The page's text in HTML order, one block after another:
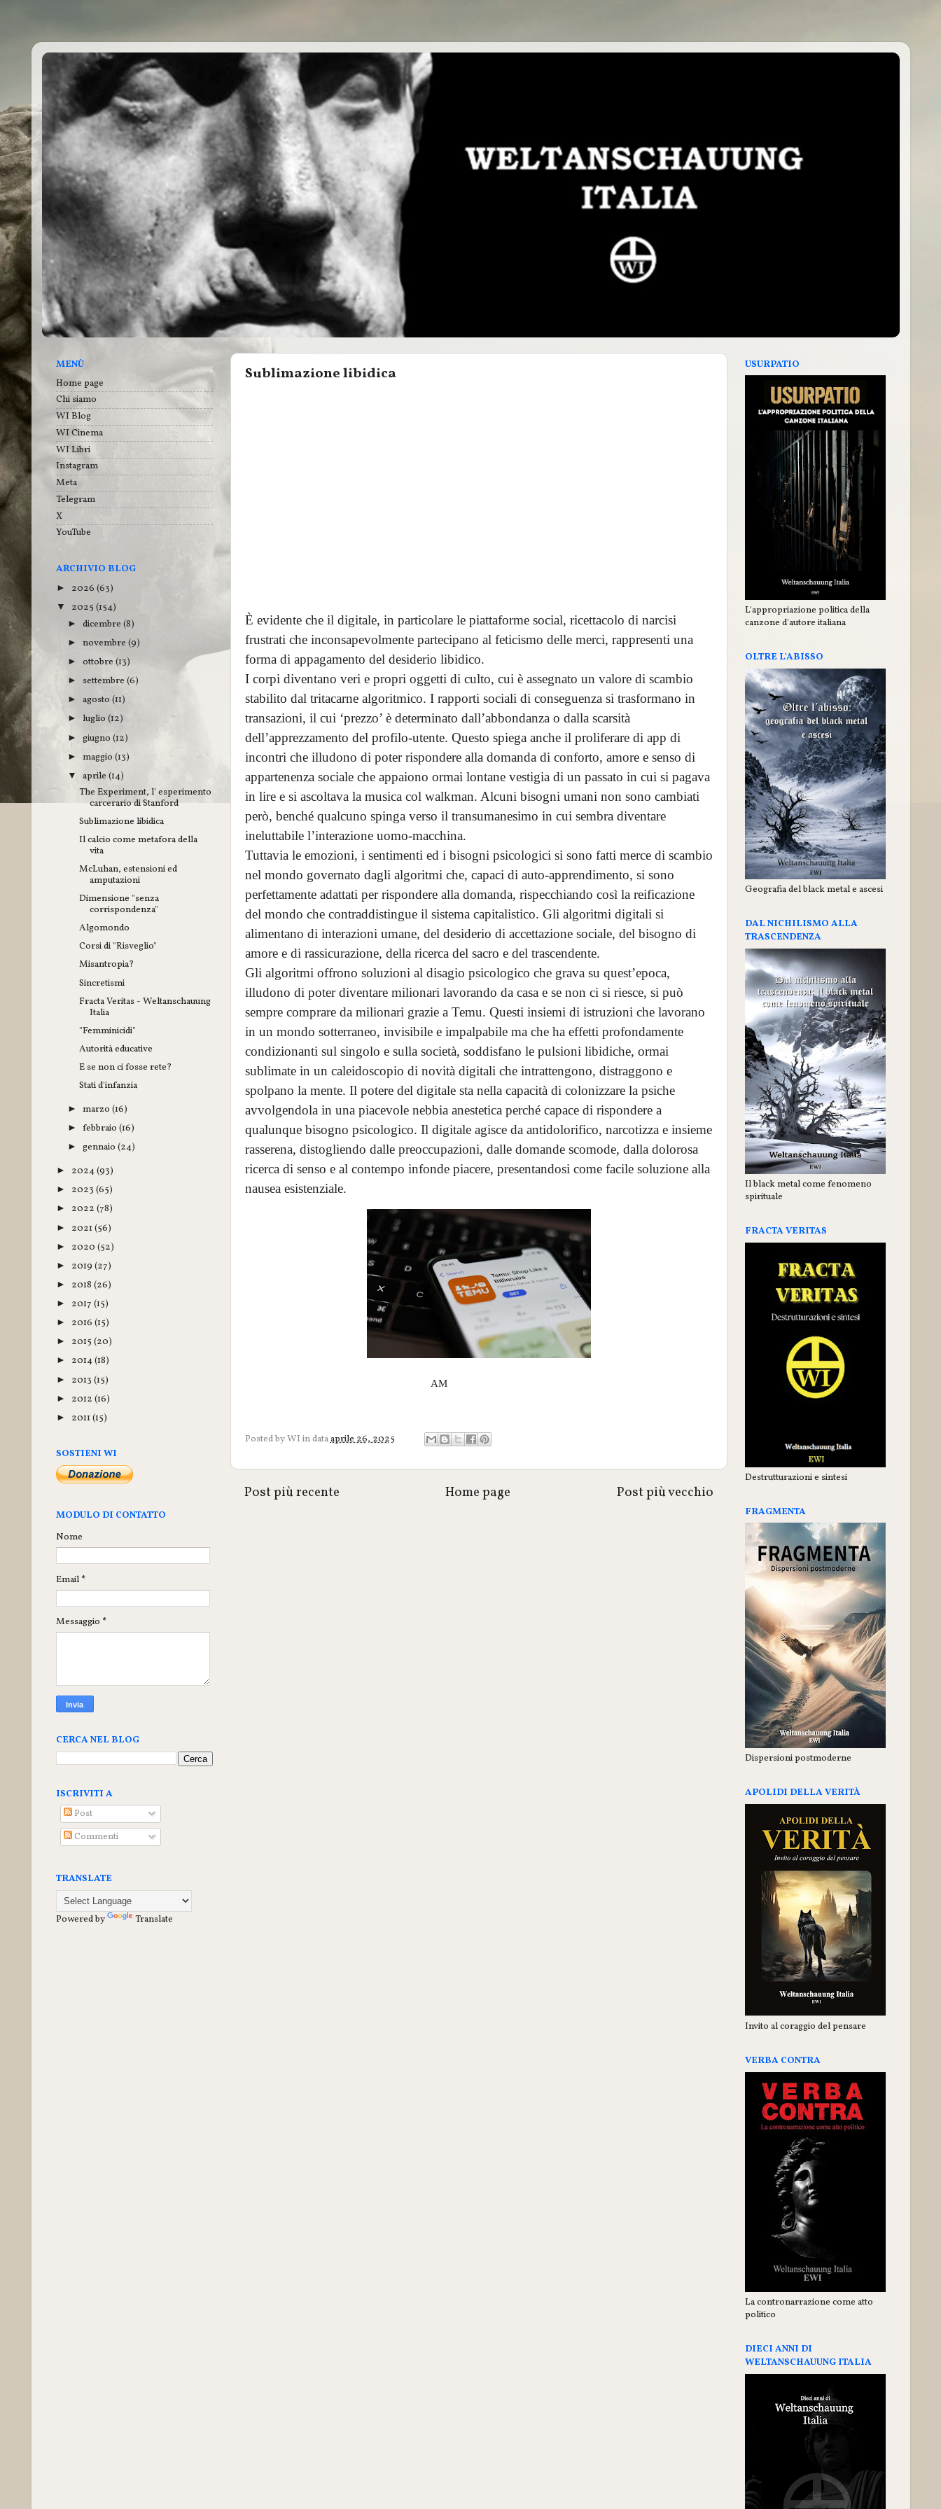
Sublimazione libidica
È evidente che il digitale, in particolare le piattaforme social, ricettacolo di narcisi
frustrati che inconsapevolmente partecipano al feticismo delle merci, rappresenti una
forma di appagamento del desiderio libidico.
I corpi diventano veri e propri oggetti di culto, cui è assegnato un valore di scambio
stabilito dal tritacarne algoritmico. I rapporti sociali di conseguenza si trasformano in
transazioni, il cui ‘prezzo’ è determinato dall’abbondanza o dalla scarsità
dell’apprezzamento del profilo-utente. Questo spiega anche il proliferare di app di
incontri che illudono di poter rispondere alla domanda di conforto, amore e senso di
appartenenza sociale che appaiono ormai lontane vestigia di un passato in cui si pagava
in lire e si ascoltava la musica col walkman. Alcuni bisogni umani non sono cambiati
però, benché qualcuno spinga verso il transumanesimo in cui sembra diventare
ineluttabile l’interazione uomo-macchina.
Tuttavia le emozioni, i sentimenti ed i bisogni psicologici si sono fatti merce di scambio
nel mondo governato dagli algoritmi che, capaci di auto-apprendimento, si sono
perfettamente adattati per rispondere alla domanda, rispecchiando così la reificazione
del mondo che contraddistingue il sistema capitalistico. Gli algoritmi digitali si
alimentano di interazioni umane, del desiderio di accettazione sociale, del bisogno di
amore e di rassicurazione, della ricerca del sacro e del trascendente.
Gli algoritmi offrono soluzioni al disagio psicologico che grava su quest’epoca,
illudono di poter diventare milionari lavorando da casa e se non ci si riesce, si può
sempre comprare da milionari grazie a Temu. Questi insiemi di istruzioni che lavorano
in un mondo sotterraneo, invisibile e impalpabile ma che ha effetti profondamente
condizionanti sul singolo e sulla società, soddisfano le pulsioni libidiche, ormai
sublimate in un caleidoscopio di novità digitali che intrattengono, distraggono e
spolpano la mente. Il potere del digitale sta nella capacità di colonizzare la psiche
avvolgendola in una piacevole nebbia anestetica perché capace di rispondere a
qualunque bisogno psicologico. Il digitale agisce da antidolorifico, narcotizza e insieme
rasserena, distogliendo dalle preoccupazioni, dalle domande scomode, dalla dolorosa
ricerca di senso e al contempo infonde piacere, presentandosi come facile soluzione alla
nausea esistenziale.
AM
Posted byWI in dataaprile 26, 2025
Post più recente Post più vecchio
Home page
MENÙ
Home page
Chi siamo
WI Blog
WI Cinema
WI Libri
Instagram
Meta
Telegram
X
YouTube
ARCHIVIO BLOG
► 2026 (63)
▼ 2025 (154)
► dicembre (8)
► novembre (9)
► ottobre (13)
► settembre (6)
► agosto (11)
► luglio (12)
► giugno (12)
► maggio (13)
▼ aprile (14)
The Experiment, l' esperimento
carcerario di Stanford
Sublimazione libidica
Il calcio come metafora della
vita
McLuhan, estensioni ed
amputazioni
Dimensione "senza
corrispondenza"
Algomondo
Corsi di "Risveglio"
Misantropia?
Sincretismi
Fracta Veritas - Weltanschauung
Italia
"Femminicidi"
Autorità educative
E se non ci fosse rete?
Stati d'infanzia
► marzo (16)
► febbraio (16)
► gennaio (24)
► 2024(93)
► 2023 (65)
► 2022 (78)
► 2021 (56)
► 2020 (52)
► 2019 (27)
► 2018 (26)
► 2017 (15)
► 2016 (15)
► 2015 (20)
► 2014(18)
► 2013 (15)
► 2012 (16)
► 2011 (15)
SOSTIENI WI
MODULO DI CONTATTO
Nome
Email *
Messaggio *
CERCA NEL BLOG
ISCRIVITI A
Post
Commenti
TRANSLATE
Powered by Translate
USURPATIO
L'appropriazione politica della
canzone d'autore italiana
OLTRE L'ABISSO
Geografia del black metal e ascesi
DAL NICHILISMO ALLA
TRASCENDENZA
Il black metal come fenomeno
spirituale
FRACTA VERITAS
Destrutturazioni e sintesi
FRAGMENTA
Dispersioni postmoderne
APOLIDI DELLA VERITÀ
Invito al coraggio del pensare
VERBA CONTRA
La contronarrazione come atto
politico
DIECI ANNI DI
WELTANSCHAUUNG ITALIA